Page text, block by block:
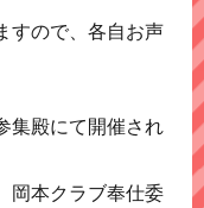
すので、各自お声
集殿にて開催され
岡本クラブ奉仕委